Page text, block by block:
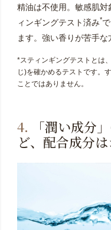
精油は不使用。敏感肌
ィンギングテスト済み*
ます。強い香りが苦手な
*スティンギングテストとは
じ)を確かめるテストです。
ことではありません。
4. 「潤い成分
ど、配合成分